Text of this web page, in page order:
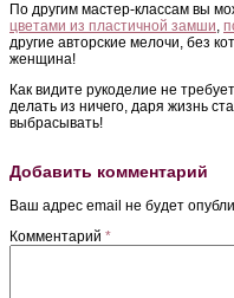
По другим мастер-классам вы
цветами из пластичной замши,
другие авторские мелочи, без
женщина!
Как видите рукоделие не
делать из ничего, даря жизнь
выбрасывать!
Добавить комментарий
Ваш адрес email не будет
Комментарий *